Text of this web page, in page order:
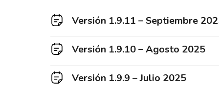
Versión 1.9.11 – Septiembre
Versión 1.9.10 – Agosto 2025
Versión 1.9.9 – Julio 2025